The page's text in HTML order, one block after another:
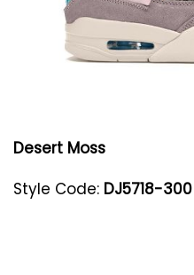
Desert Moss
Style Code: DJ5718-300